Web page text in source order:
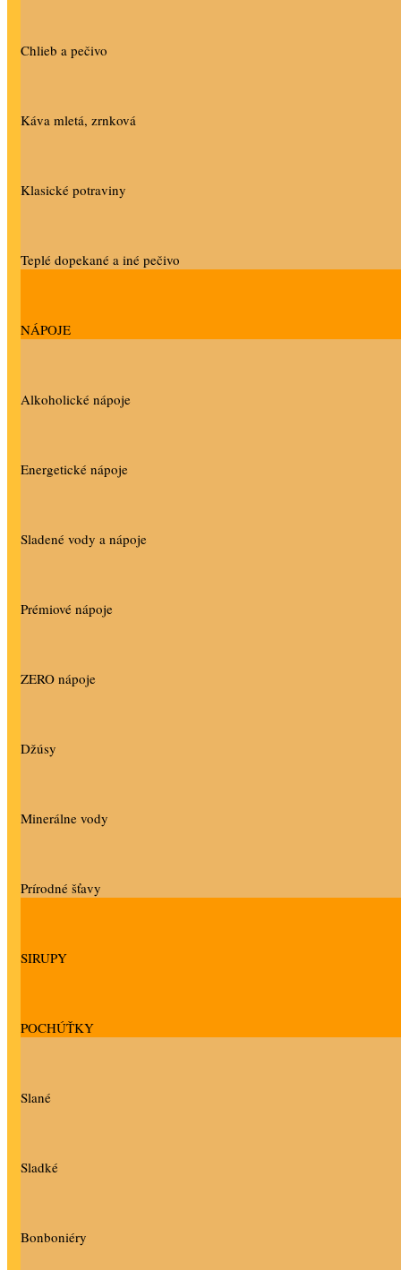
Chlieb a pečivo
Káva mletá, zrnková
Klasické potraviny
Teplé dopekané a iné pečivo
NÁPOJE
Alkoholické nápoje
Energetické nápoje
Sladené vody a nápoje
Prémiové nápoje
ZERO nápoje
Džúsy
Minerálne vody
Prírodné šťavy
SIRUPY
POCHÚŤKY
Slané
Sladké
Bonboniéry